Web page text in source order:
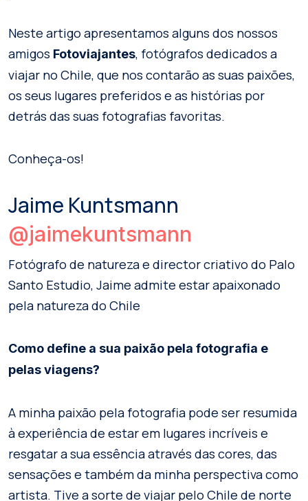
Neste artigo apresentamos alguns dos nossos
amigos Fotoviajantes, fotógrafos dedicados a
viajar no Chile, que nos contarão as suas paixões,
os seus lugares preferidos e as histórias por
detrás das suas fotografias favoritas.
Conheça-os!
Jaime Kuntsmann
@jaimekuntsmann
Fotógrafo de natureza e director criativo do Palo
Santo Estudio, Jaime admite estar apaixonado
pela natureza do Chile
Como define a sua paixão pela fotografia e
pelas viagens?
A minha paixão pela fotografia pode ser resumida
à experiência de estar em lugares incríveis e
resgatar a sua essência através das cores, das
sensações e também da minha perspectiva como
artista. Tive a sorte de viajar pelo Chile de norte